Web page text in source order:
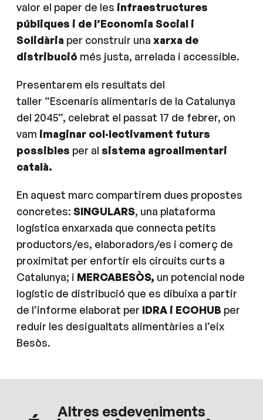
valor el paper de les infraestructures
públiques i de l’Economia Social i
Solidària per construir una xarxa de
distribució més justa, arrelada i accessible.
Presentarem els resultats del
taller “Escenaris alimentaris de la Catalunya
del 2045”, celebrat el passat 17 de febrer, on
vam imaginar col·lectivament futurs
possibles per al sistema agroalimentari
català.
En aquest marc compartirem dues propostes
concretes: SINGULARS, una plataforma
logística enxarxada que connecta petits
productors/es, elaboradors/es i comerç de
proximitat per enfortir els circuits curts a
Catalunya; i MERCABESÒS, un potencial node
logístic de distribució que es dibuixa a partir
de l’informe elaborat per IDRA i ECOHUB per
reduir les desigualtats alimentàries a l’eix
Besòs.
Altres esdeveniments